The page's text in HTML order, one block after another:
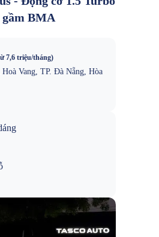
BMA
7,6 triệu/tháng)
Vang, TP. Đà Nẵng, Hòa